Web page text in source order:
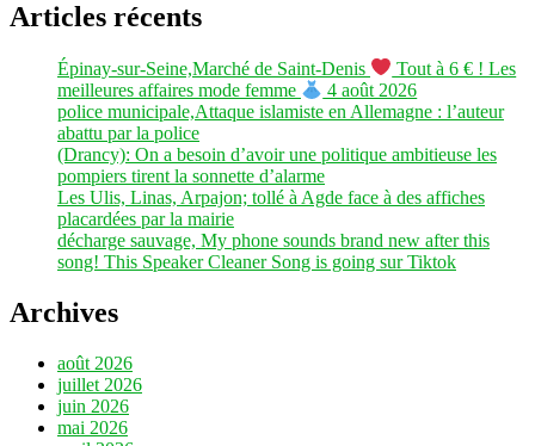
Articles récents
Épinay-sur-Seine,Marché de Saint-Denis
Tout à 6 € ! Les
meilleures affaires mode femme
4 août 2026
police municipale,Attaque islamiste en Allemagne : l’auteur
abattu par la police
(Drancy): On a besoin d’avoir une politique ambitieuse les
pompiers tirent la sonnette d’alarme
Les Ulis, Linas, Arpajon; tollé à Agde face à des affiches
placardées par la mairie
décharge sauvage, My phone sounds brand new after this
song! This Speaker Cleaner Song is going sur Tiktok
Archives
août 2026
juillet 2026
juin 2026
mai 2026